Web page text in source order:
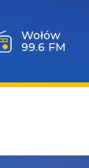
Wołów
99.6 FM